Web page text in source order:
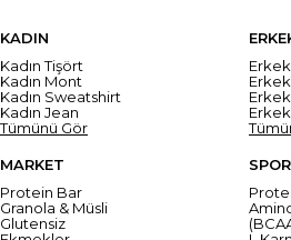
KADIN
Kadın Tişört
Kadın Mont
Kadın Sweatshirt
Kadın Jean
Tümünü Gör
MARKET
Protein Bar
Granola & Müsli
Glutensiz